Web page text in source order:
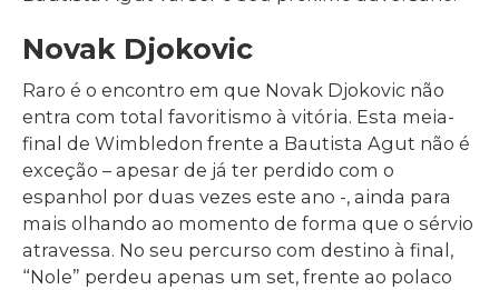
Novak Djokovic
Raro é o encontro em que Novak Djokovic não
entra com total favoritismo à vitória. Esta meia-
final de Wimbledon frente a Bautista Agut não é
exceção – apesar de já ter perdido com o
espanhol por duas vezes este ano -, ainda para
mais olhando ao momento de forma que o sérvio
atravessa. No seu percurso com destino à final,
“Nole” perdeu apenas um set, frente ao polaco